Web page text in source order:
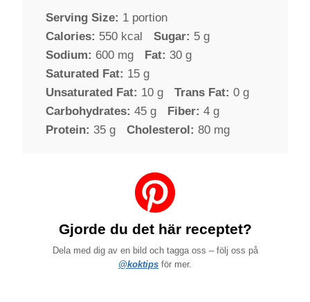
Serving Size: 1 portion
Calories: 550 kcal Sugar: 5 g
Sodium: 600 mg Fat: 30 g
Saturated Fat: 15 g
Unsaturated Fat: 10 g Trans Fat: 0 g
Carbohydrates: 45 g Fiber: 4 g
Protein: 35 g Cholesterol: 80 mg
Gjorde du det här receptet?
Dela med dig av en bild och tagga oss – följ oss på
@koktips för mer.